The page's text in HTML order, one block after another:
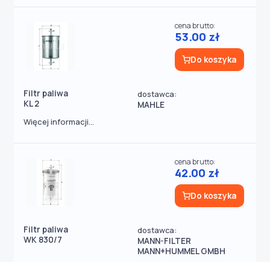
Filtr paliwa
KL 2
dostawca:
MAHLE
cena brutto:
53.00 zł
Do koszyka
Więcej informacji...
Filtr paliwa
WK 830/7
dostawca:
MANN-FILTER
MANN+HUMMEL GMBH
cena brutto:
42.00 zł
Do koszyka